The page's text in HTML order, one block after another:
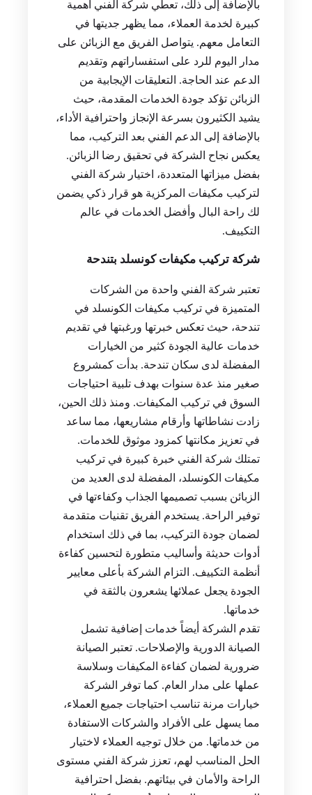
بالإضافة إلى ذلك، تعطي شركة الفني أهمية
كبيرة لخدمة العملاء، مما يظهر جديتها في
التعامل معهم. يتواصل الفريق مع الزبائن على
مدار اليوم للرد على استفساراتهم وتقديم
الدعم عند الحاجة. التعليقات الإيجابية من
الزبائن تؤكد جودة الخدمات المقدمة، حيث
يشيد الكثيرون بسرعة الإنجاز واحترافية الأداء،
بالإضافة إلى الدعم الفني بعد التركيب، مما
يعكس نجاح الشركة في تحقيق رضا الزبائن.
بفضل ميزاتها المتعددة، اختيار شركة الفني
لتركيب مكيفات المركزية هو قرار ذكي يضمن
لك راحة البال وأفضل الخدمات في عالم
التكييف.
شركة تركيب مكيفات كونسلد بتندحة
تعتبر شركة الفني واحدة من الشركات
المتميزة في تركيب مكيفات الكونسلد في
تندحة، حيث تعكس خبرتها ورغبتها في تقديم
خدمات عالية الجودة كثير من الخيارات
المفضلة لدى سكان تندحة. بدأت كمشروع
صغير منذ عدة سنوات بهدف تلبية احتياجات
السوق في تركيب المكيفات. ومنذ ذلك الحين،
زادت نشاطاتها وأرقام مشاريعها، مما ساعد
في تعزيز مكانتها كمزود موثوق للخدمات.
تمتلك شركة الفني خبرة كبيرة في تركيب
مكيفات الكونسلد، المفضلة لدى العديد من
الزبائن بسبب تصميمها الجذاب وكفاءتها في
توفير الراحة. يستخدم الفريق تقنيات متقدمة
لضمان جودة التركيب، بما في ذلك استخدام
أدوات حديثة وأساليب متطورة لتحسين كفاءة
أنظمة التكييف. التزام الشركة بأعلى معايير
الجودة يجعل عملائها يشعرون بالثقة في
خدماتها.
تقدم الشركة أيضاً خدمات إضافية تشمل
الصيانة الدورية والإصلاحات. تعتبر الصيانة
ضرورية لضمان كفاءة المكيفات وسلاسة
عملها على مدار العام. كما توفر الشركة
خيارات مرنة تناسب احتياجات جميع العملاء،
مما يسهل على الأفراد والشركات الاستفادة
من خدماتها. من خلال توجيه العملاء لاختيار
الحل المناسب لهم، تعزز شركة الفني مستوى
الراحة والأمان في بيئاتهم. بفضل احترافية